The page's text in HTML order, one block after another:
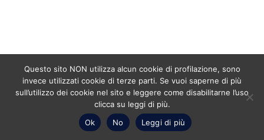
Questo sito NON utilizza alcun cookie di profilazione, sono
invece utilizzati cookie di terze parti. Se vuoi saperne di più
sull’utilizzo dei cookie nel sito e leggere come disabilitarne l’uso
clicca su leggi di più.
Ok
No Leggi di più